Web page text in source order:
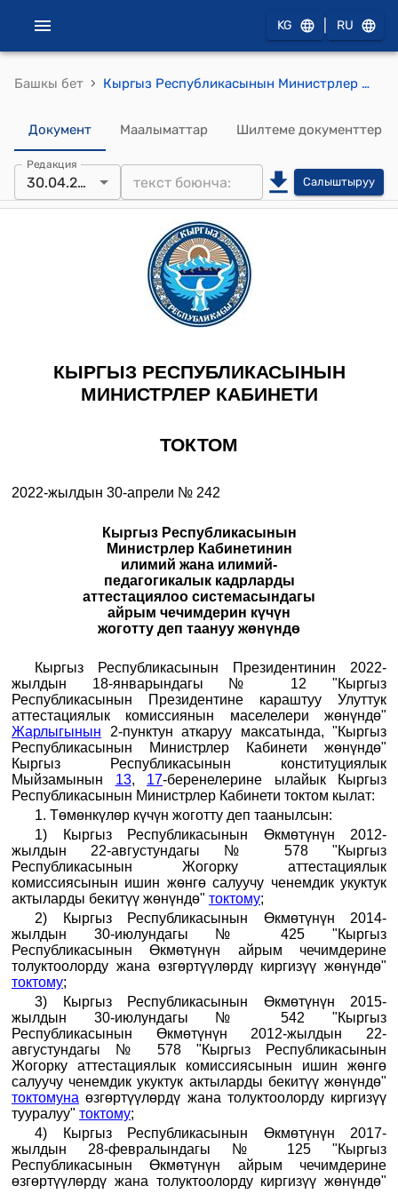
KG RU
Башкы бет › Кыргыз Республикасынын Министрлер Кабинетинин 2022-жылдын 30-апрелиндеги № 242 "Кыргыз Республикасынын Министрлер Кабинетинин илимий жана илимий-педагогикалык кадрларды аттестациялоо системасындагы айрым чечимдерин күчүн жоготту деп таануу жөнүндө" токтому
Документ Маалыматтар Шилтеме документтер
Редакция
30.04.2022 Салыштыруу